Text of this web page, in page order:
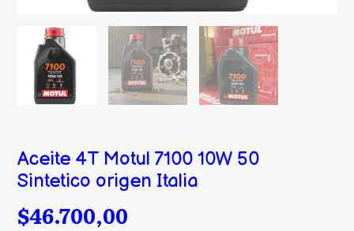
Aceite 4T Motul 7100 10W 50
Sintetico origen Italia
$46.700,00